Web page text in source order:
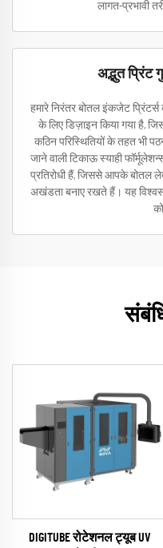
लागत-प्रभावी
अद्भुत प्रिंट
हमारे निरंतर बोतल इंकजेट
के लिए डिज़ाइन किया गया है,
कठिन परिस्थितियों के तहत भी
जाने वाली टिकाऊ स्याही
प्रतिरोधी हैं, जिससे आपके बोतल
अखंडता बनाए रखते हैं। यह
DIGITUBE रोटेशनल ट्यूब UV